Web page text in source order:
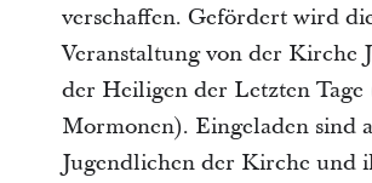
verschaffen. Gefördert wird
Veranstaltung von der Kirche
der Heiligen der Letzten Tage
Mormonen). Eingeladen sind
Jugendlichen der Kirche und